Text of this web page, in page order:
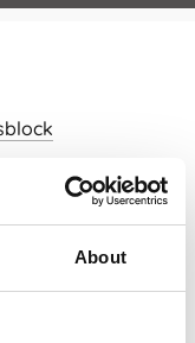
About
/Olinjerade